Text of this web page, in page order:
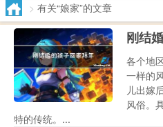
> 有关“娘家”的文章
刚结
各个地
一样的
儿出嫁
风俗。
特的传统。...